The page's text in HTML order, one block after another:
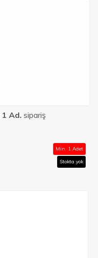
1 Ad. sipariş
Min. 1 Adet
Stokta yok